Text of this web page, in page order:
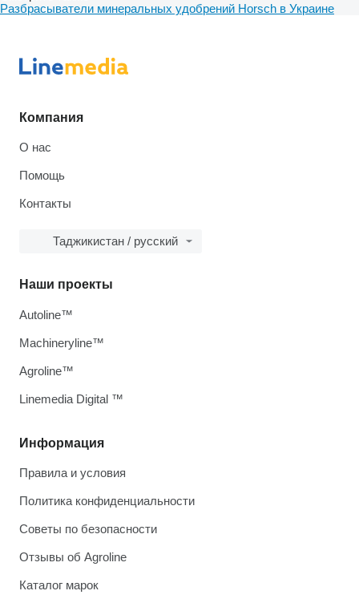
Разбрасыватели минеральных удобрений Horsch в Украине
Компания
О нас
Помощь
Контакты
Таджикистан / русский
Информация
Правила и условия
Политика конфиденциальности
Советы по безопасности
Отзывы об Agroline
Каталог марок
Наши проекты
Autoline™
Machineryline™
Agroline™
Linemedia Digital ™